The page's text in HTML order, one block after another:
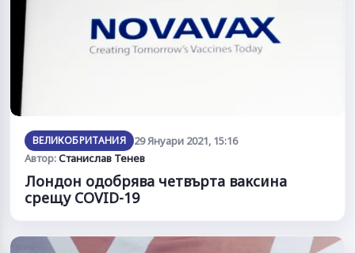
ВЕЛИКОБРИТАНИЯ
29 Януари 2021, 15:16
Автор:Станислав Тенев
Лондон одобрява четвърта ваксина
срещу COVID-19